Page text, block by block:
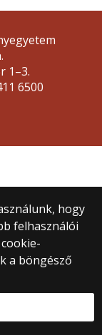
hogy
felhasználói
a böngésző
1–3.
6500